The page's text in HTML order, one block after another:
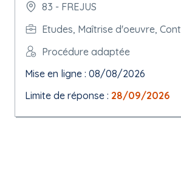
83 - FREJUS
Etudes, Maîtrise d'oeuvre,
Procédure adaptée
Mise en ligne : 08/08/2026
Limite de réponse : 28/09/2026